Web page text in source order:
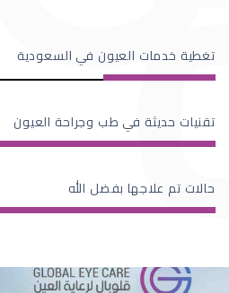
تغطية خدمات العيون في السعودية
تقنيات حديثة في طب وجراحة العيون
حالات تم علاجها بفضل الله